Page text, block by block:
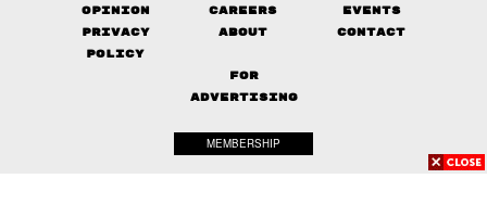
Opinion
Careers
Events
Privacy
Policy
About Contact
FOR
ADVERTISING
MEMBERSHIP